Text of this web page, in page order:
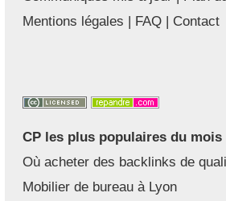
Mentions légales | FAQ | Contact
CP les plus populaires du mois
Où acheter des backlinks de
Mobilier de bureau à Lyon